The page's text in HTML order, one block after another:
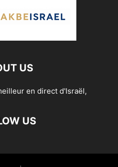
US
en direct d'Israël,
US